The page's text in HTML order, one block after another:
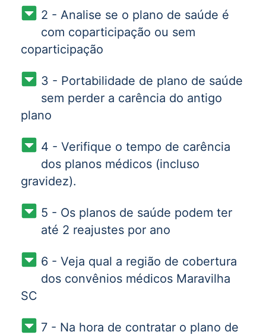
2 - Analise se o plano de saúde é
com coparticipação ou sem
coparticipação
3 - Portabilidade de plano de saúde
sem perder a carência do antigo
plano
4 - Verifique o tempo de carência
dos planos médicos (incluso
gravidez).
5 - Os planos de saúde podem ter
até 2 reajustes por ano
6 - Veja qual a região de cobertura
dos convênios médicos Maravilha
SC
7 - Na hora de contratar o plano de